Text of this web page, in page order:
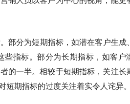
部分为短期指标，如潜在客户生成
指标。部分为长期指标，如客户
的一半。相较于短期指标，关注长
短期指标的过度关注着实令人诧异